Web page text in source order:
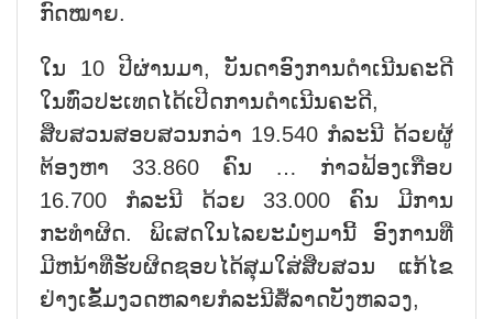
ກົດໝາຍ.
ໃນ 10 ປີຜ່ານມາ, ບັນດາອົງການດຳເນີນຄະດີ
ໃນທົ່ວປະເທດໄດ້ເປີດການດຳເນີນຄະດີ,
ສືບສວນສອບສວນກວ່າ 19.540 ກໍລະນີ ດ້ວຍຜູ້
ຕ້ອງຫາ 33.860 ຄົນ … ກ່າວຟ້ອງເກືອບ
16.700 ກໍລະນີ ດ້ວຍ 33.000 ຄົນ ມີການ
ກະທຳຜິດ. ພິເສດໃນໄລຍະມໍ່ໆມານີ້ ອົງການທີ່
ມີຫນ້າທີ່ຮັບຜິດຊອບໄດ້ສຸມໃສ່ສືບສວນ ແກ້ໄຂ
ຢ່າງເຂັ້ມງວດຫລາຍກໍລະນີສໍ້ລາດບັງຫລວງ,